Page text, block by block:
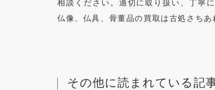
相談ください。適切に取り扱い、丁寧
仏像、仏具、骨董品の買取は古処さちあ
その他に読まれている記